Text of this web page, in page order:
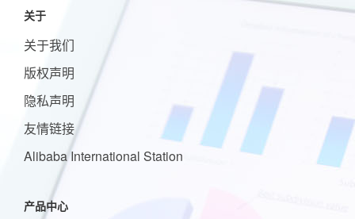
关于
关于我们
版权声明
隐私声明
友情链接
Alibaba International Station
产品中心